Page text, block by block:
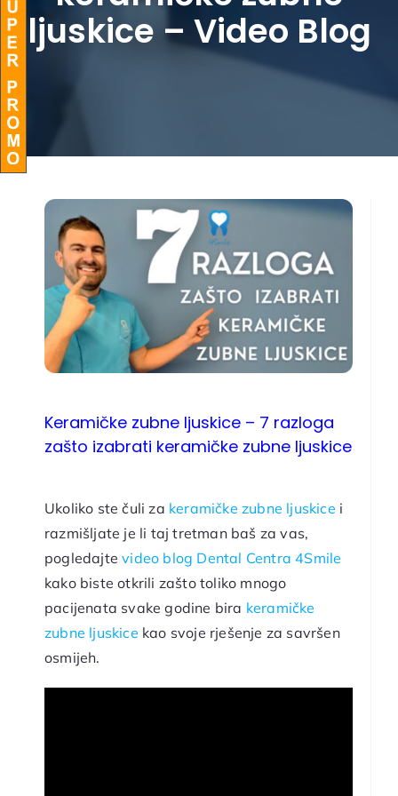
BLOG
ljuskice – Video Blog
Keramičke zubne ljuskice– 7 razloga
zašto izabrati keramičke zubne ljuskice
Ukoliko ste čuli za keramičke zubne ljuskice i
razmišljate je li taj tretman baš za vas,
pogledajtevideo blog Dental Centra 4Smile
kako biste otkrili zašto toliko mnogo
pacijenata svake godine bira keramičke
zubne ljuskice kao svoje rješenje za savršen
osmijeh.